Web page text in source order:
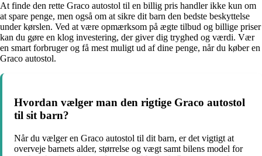
At finde den rette Graco autostol til en billig pris handler ikke kun om
at spare penge, men også om at sikre dit barn den bedste beskyttelse
under kørslen. Ved at være opmærksom på ægte tilbud og billige priser
kan du gøre en klog investering, der giver dig tryghed og værdi. Vær
en smart forbruger og få mest muligt ud af dine penge, når du køber en
Graco autostol.
Hvordan vælger man den rigtige Graco autostol
til sit barn?
Når du vælger en Graco autostol til dit barn, er det vigtigt at
overveje barnets alder, størrelse og vægt samt bilens model for